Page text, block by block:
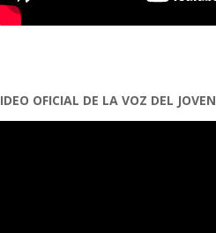
OFICIAL DE LA VOZ DEL JOVEN